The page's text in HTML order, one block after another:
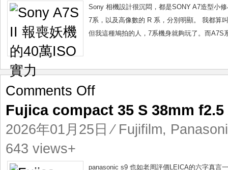
機
的
萬
力
Sony 相機設計很沉悶，都是SONY A7造型小
7系，以及高像數的 R 系，分別明顯。 我都算
但我這種鳩拍的人，7系機身就夠玩了。而
Comments Offon
compact
S
殺
Fujica compact 35 S 38mm f2.5
2026年01月25日 ⁄ Fujifilm,
643 views+
panasonic s9 也如老周評價LEICA的六字真言